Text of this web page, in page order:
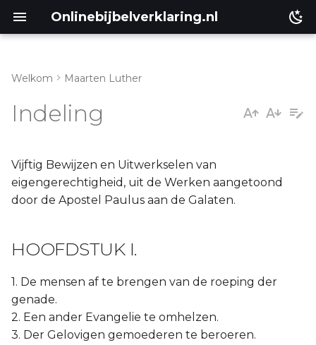
Onlinebijbelverklaring.nl
HOOFDSTUK II.
HOOFDSTUK III.
HOOFDSTUK IV.
Welkom Maarten Luther
Indeling
Vijftig Bewijzen en Uitwerkselen van
eigengerechtigheid, uit de Werken aangetoond
door de Apostel Paulus aan de Galaten.
HOOFDSTUK I.
1. De mensen af te brengen van de roeping der
genade.
2. Een ander Evangelie te omhelzen.
3. Der Gelovigen gemoederen te beroeren.